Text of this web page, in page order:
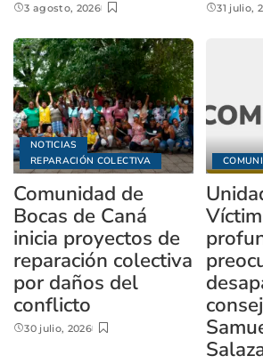
3 agosto, 2026 31 julio,
NOTICIAS
REPARACIÓN COLECTIVA
Comunidad de
Bocas de Caná
inicia proyectos de
reparación colectiva
por daños del
conflicto
30 julio, 2026